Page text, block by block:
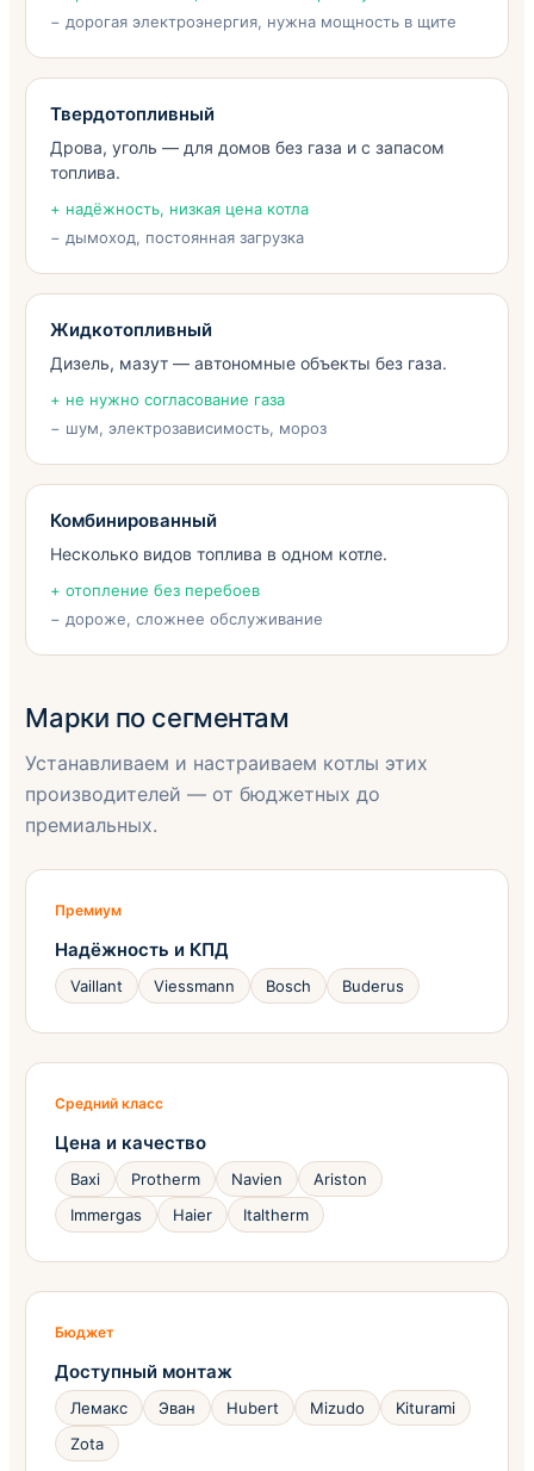
− дорогая электроэнергия, нужна мощность в щите
Твердотопливный
Дрова, уголь — для домов без газа и с запасом
топлива.
+ надёжность, низкая цена котла
− дымоход, постоянная загрузка
Жидкотопливный
Дизель, мазут — автономные объекты без газа.
+ не нужно согласование газа
− шум, электрозависимость, мороз
Комбинированный
Несколько видов топлива в одном котле.
+ отопление без перебоев
− дороже, сложнее обслуживание
Марки по сегментам
Устанавливаем и настраиваем котлы этих
производителей — от бюджетных до
премиальных.
Премиум
Надёжность и КПД
Vaillant Viessmann Bosch Buderus
Средний класс
Цена и качество
Baxi Protherm Navien
Ariston
Immergas
Haier Italtherm
Бюджет
Доступный монтаж
Лемакс Эван Hubert Mizudo
Kiturami
Zota